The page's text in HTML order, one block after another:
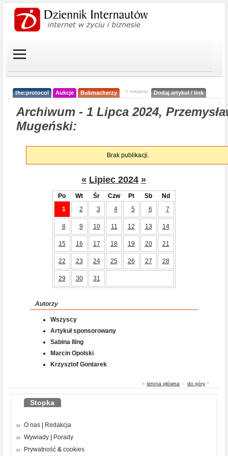
the:protocol Aukcje Bukmacherzy < reklama Dodaj artykuł / link
Archiwum - 1 Lipca 2024,
Mugeński:
Brak publikacji.
« Lipiec 2024 »
Po Wt Śr Czw Pt Sb
Nd
1
2 3 4 5 6 7
8 9 10 11 12 13 14
15 16 17 18 19 20 21
22 23 24 25 26 27 28
29 30 31
Autorzy
Wszyscy
Artykuł sponsorowany
Sabina Iling
Marcin Opolski
Krzysztof Gontarek
« strona główna - do góry ^
Stopka
O nas
Redakcja
Wywiady
Porady
Prywatność & cookies